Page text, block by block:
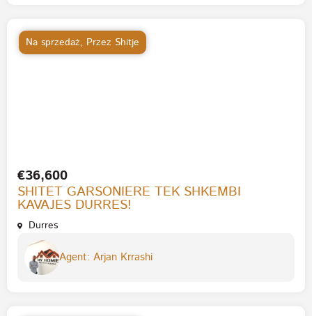
Na sprzedaż, Przez Shitje
€36,600
SHITET GARSONIERE TEK SHKEMBI
KAVAJES DURRES!
Durres
Agent: Arjan Krrashi